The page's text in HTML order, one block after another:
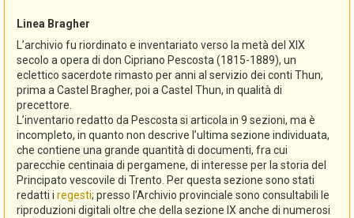
Linea Bragher
L’archivio fu riordinato e inventariato verso la metà del XIX
secolo a opera di don Cipriano Pescosta (1815-1889), un
eclettico sacerdote rimasto per anni al servizio dei conti Thun,
prima a Castel Bragher, poi a Castel Thun, in qualità di
precettore.
L’inventario redatto da Pescosta si articola in 9 sezioni, ma è
incompleto, in quanto non descrive l’ultima sezione individuata,
che contiene una grande quantità di documenti, fra cui
parecchie centinaia di pergamene, di interesse per la storia del
Principato vescovile di Trento. Per questa sezione sono stati
redatti i regesti; presso l’Archivio provinciale sono consultabili le
riproduzioni digitali oltre che della sezione IX anche di numerosi